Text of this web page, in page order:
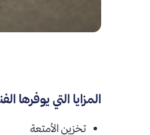
المزايا التي يوفرها
تخزين الأمتعة